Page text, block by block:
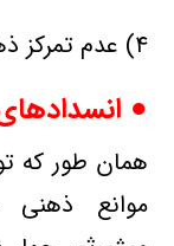
۴) عدم تمركز ذهن.
●
همان طور كه
موانع ذهنی